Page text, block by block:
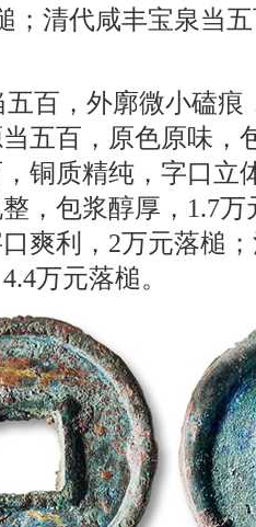
；清代咸丰宝泉当
百，外廓微小磕痕
五百，原色原味，
铜质精纯，字口立
，包浆醇厚，1.7
爽利，2万元落槌
万元落槌。